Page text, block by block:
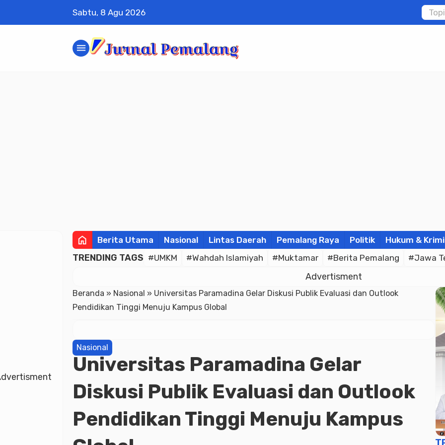
Sabtu, 8 Agu 2026
menu
home Berita Utama Nasional Lintas Daerah Pemalang Raya Politik Hukum &
TRENDING TAGS #UMKM #Wahdah Islamiyah #Muktamar #Berita Pemalang #Jawa
Advertisment
Beranda » Nasional » Universitas Paramadina Gelar Diskusi Publik Evaluasi dan Outlook
Pendidikan Tinggi Menuju Kampus Global
Nasional
Universitas Paramadina Gelar
Diskusi Publik Evaluasi dan Outlook
Pendidikan Tinggi Menuju Kampus